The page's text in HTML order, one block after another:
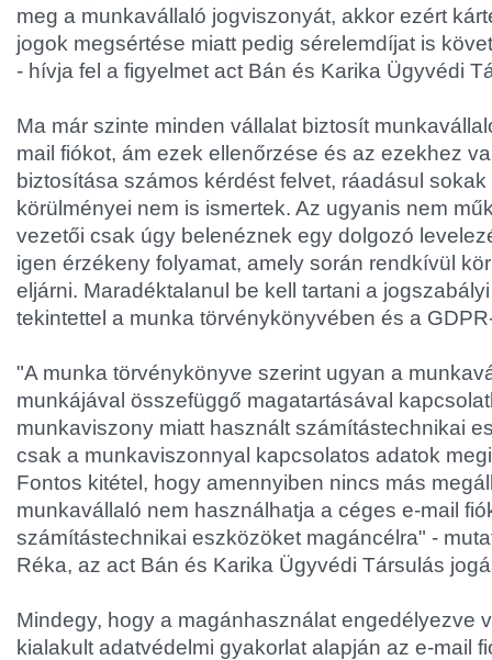
meg a munkavállaló jogviszonyát, akkor ezért
jogok megsértése miatt pedig sérelemdíjat is
- hívja fel a figyelmet act Bán és Karika Ügyvédi
Ma már szinte minden vállalat biztosít
mail fiókot, ám ezek ellenőrzése és az ezekhez
biztosítása számos kérdést felvet, ráadásul sokak
körülményei nem is ismertek. Az ugyanis nem
vezetői csak úgy belenéznek egy dolgozó
igen érzékeny folyamat, amely során rendkívül
eljárni. Maradéktalanul be kell tartani a
tekintettel a munka törvénykönyvében és a
"A munka törvénykönyve szerint ugyan a
munkájával összefüggő magatartásával
munkaviszony miatt használt számítástechnikai
csak a munkaviszonnyal kapcsolatos adatok
Fontos kitétel, hogy amennyiben nincs más
munkavállaló nem használhatja a céges e-mail
számítástechnikai eszközöket magáncélra" -
Réka, az act Bán és Karika Ügyvédi Társulás
Mindegy, hogy a magánhasználat engedélyezve
kialakult adatvédelmi gyakorlat alapján az e-mail